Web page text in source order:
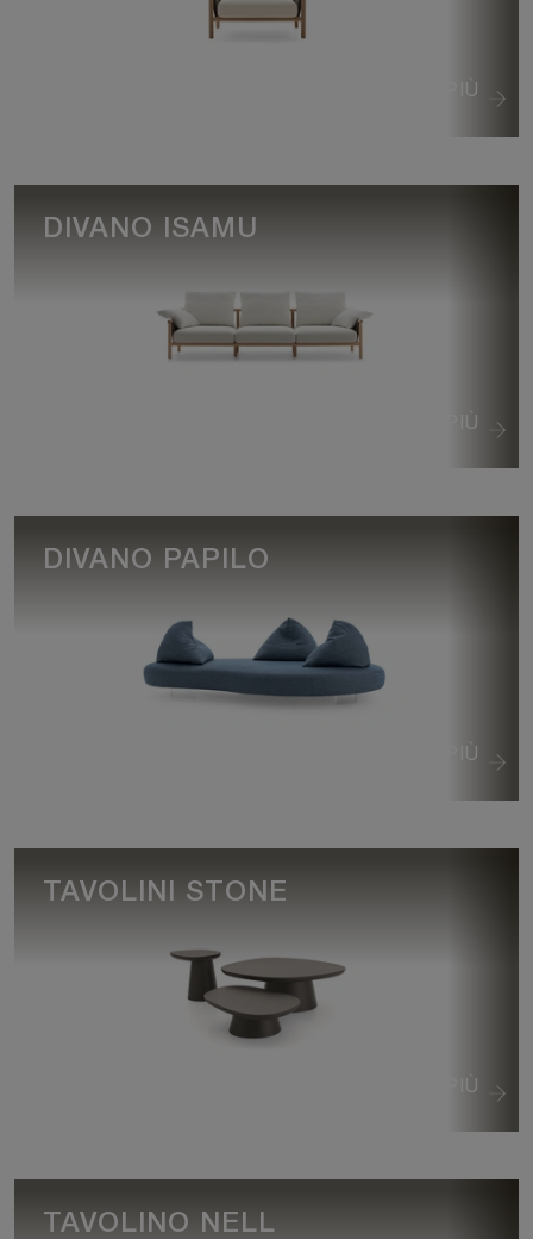
VEDI DI PIÙ
VEDI DI PIÙ
DIVANO ISAMU
VEDI DI PIÙ
DIVANO PAPILO
VEDI DI PIÙ
TAVOLINI STONE
TAVOLINO NELL